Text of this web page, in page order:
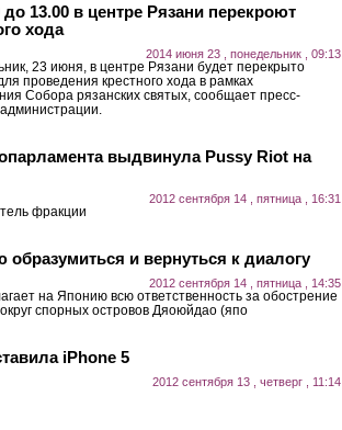
13.00 в центре Рязани перекроют
хода
2014 июня 23 , понедельник , 09:13
23 июня, в центре Рязани будет перекрыто
проведения крестного хода в рамках
Собора рязанских святых, сообщает пресс-
выдвинула Pussy Riot на
2012 сентября 14 , пятница , 16:31
фракции
и вернуться к диалогу
2012 сентября 14 , пятница , 14:35
на Японию всю ответственность за обострение
спорных островов Дяоюйдао (япо
iPhone 5
2012 сентября 13 , четверг , 11:14